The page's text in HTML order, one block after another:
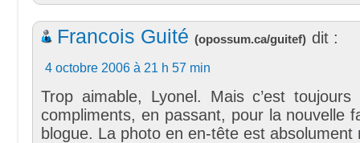
Francois Guité (opossum.ca/guitef) dit :
4 octobre 2006 à 21 h 57 min
Trop aimable, Lyonel. Mais c’est toujours
compliments, en passant, pour la nouvelle
blogue. La photo en en-tête est absolument